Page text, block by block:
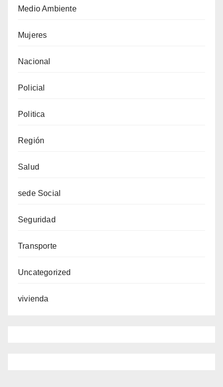
Medio Ambiente
Mujeres
Nacional
Policial
Politica
Región
Salud
sede Social
Seguridad
Transporte
Uncategorized
vivienda